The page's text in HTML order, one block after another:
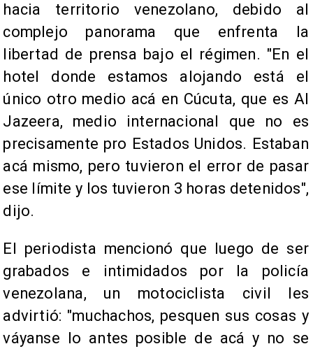
hacia territorio venezolano, debido al
complejo panorama que enfrenta la
libertad de prensa bajo el régimen. "En el
hotel donde estamos alojando está el
único otro medio acá en Cúcuta, que es Al
Jazeera, medio internacional que no es
precisamente pro Estados Unidos. Estaban
acá mismo, pero tuvieron el error de pasar
ese límite y los tuvieron 3 horas detenidos",
dijo.
El periodista mencionó que luego de ser
grabados e intimidados por la policía
venezolana, un motociclista civil les
advirtió: "muchachos, pesquen sus cosas y
váyanse lo antes posible de acá y no se